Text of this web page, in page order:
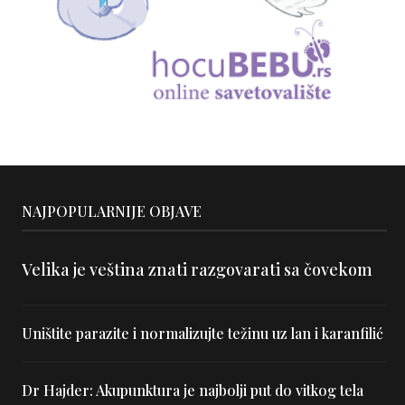
NAJPOPULARNIJE OBJAVE
Velika je veština znati razgovarati sa čovekom
Uništite parazite i normalizujte težinu uz lan i karanfilić
Dr Hajder: Akupunktura je najbolji put do vitkog tela